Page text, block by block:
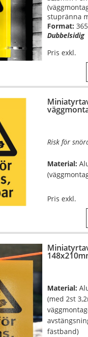
stupränna
Format:
Dubbelsidig
Pris exkl.
Risk för
Material:
Mått:
Pris exkl.
Material:
(med 2st
fästband)